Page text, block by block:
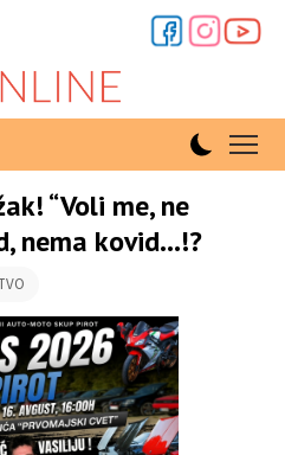
“Voli me, ne
nema kovid...!?